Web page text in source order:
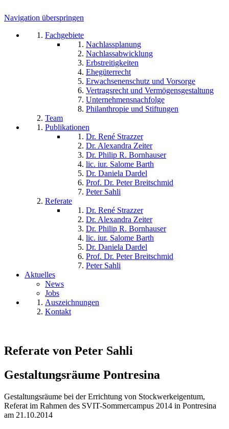
Navigation überspringen
Fachgebiete
Nachlassplanung
Nachlassabwicklung
Erbstreitigkeiten
Ehegüterrecht
Erwachsenenschutz und Vorsorge
Vertragsrecht und Vermögensgestaltung
Unternehmensnachfolge
Philanthropie und Stiftungen
Team
Publikationen
Dr. René Strazzer
Dr. Alexandra Zeiter
Dr. Philip R. Bornhauser
lic. iur. Salome Barth
Dr. Daniela Dardel
Prof. Dr. Peter Breitschmid
Peter Sahli
Referate
Dr. René Strazzer
Dr. Alexandra Zeiter
Dr. Philip R. Bornhauser
lic. iur. Salome Barth
Dr. Daniela Dardel
Prof. Dr. Peter Breitschmid
Peter Sahli
Aktuelles
News
Jobs
Auszeichnungen
Kontakt
Referate von Peter Sahli
Gestaltungsräume Pontresina
Gestaltungsräume bei der Errichtung von Stockwerkeigentum,
Referat im Rahmen des SVIT-Sommercampus 2014 in Pontresina
am 21.10.2014